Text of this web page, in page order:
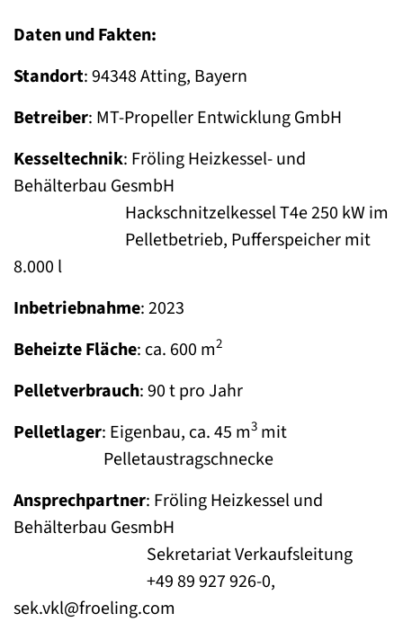
Daten und Fakten:
Standort: 94348 Atting, Bayern
Betreiber: MT-Propeller Entwicklung GmbH
Kesseltechnik: Fröling Heizkessel- und
Behälterbau GesmbH
Hackschnitzelkessel T4e 250 kW im
Pelletbetrieb, Pufferspeicher mit
8.000 l
Inbetriebnahme: 2023
Beheizte Fläche: ca. 600 m2
Pelletverbrauch: 90 t pro Jahr
Pelletlager: Eigenbau, ca. 45 m3 mit
Pelletaustragschnecke
Ansprechpartner: Fröling Heizkessel und
Behälterbau GesmbH
Sekretariat Verkaufsleitung
+49 89 927 926-0,
sek.vkl@froeling.com